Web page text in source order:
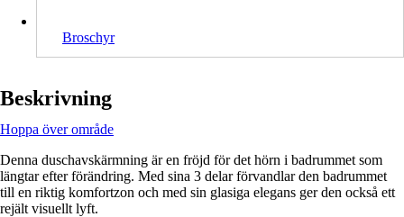
Broschyr
Beskrivning
Hoppa över område
Denna duschavskärmning är en fröjd för det hörn i badrummet som
längtar efter förändring. Med sina 3 delar förvandlar den badrummet
till en riktig komfortzon och med sin glasiga elegans ger den också ett
rejält visuellt lyft.